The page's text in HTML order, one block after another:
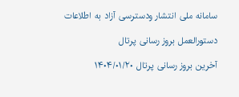
سامانه ملی انتشار و‌دسترسی آزاد به اطلاعات
دستورالعمل بروز رسانی پرتال
آخرین بروز رسانی پرتال ۱۴۰۴/۰۱/۲۰